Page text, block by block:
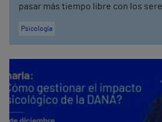
pasar más tiempo libre con los
Psicología